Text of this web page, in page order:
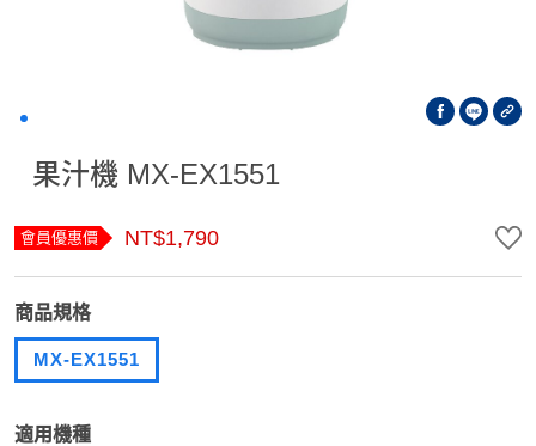
果汁機 MX-EX1551
會員優惠價 NT$1,790
商品規格
MX-EX1551
適用機種